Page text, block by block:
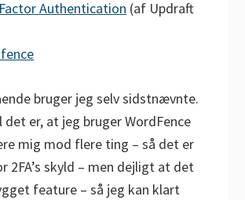
Authentication (af Updraft
bruger jeg selv sidstnævnte.
det er, at jeg bruger WordFence
mig mod flere ting – så det er
2FA’s skyld – men dejligt at det
feature – så jeg kan klart